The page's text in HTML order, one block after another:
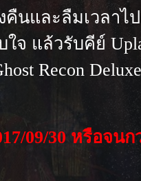
คืนและลืมเวลาไป
จ แล้วรับคีย์
Recon Deluxe
09/30 หรือจนก